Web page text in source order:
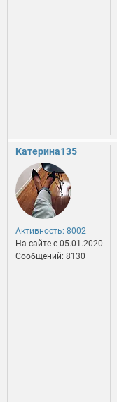
Катерина135
Активность: 8002
На сайте c 05.01.2020
Сообщений: 8130